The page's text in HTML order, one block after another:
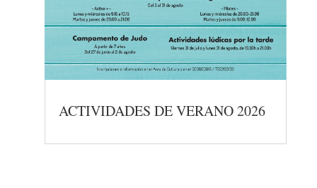
ACTIVIDADES DE VERANO 2026